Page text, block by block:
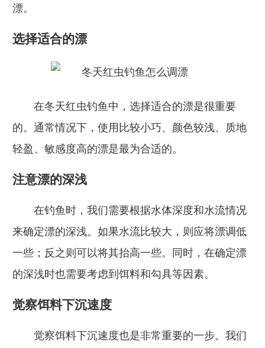
漂。
选择适合的漂
在冬天红虫钓鱼中，选择适合的漂是很重要
的。通常情况下，使用比较小巧、颜色较浅、质地
轻盈、敏感度高的漂是最为合适的。
注意漂的深浅
在钓鱼时，我们需要根据水体深度和水流情况
来确定漂的深浅。如果水流比较大，则应将漂调低
一些；反之则可以将其抬高一些。同时，在确定漂
的深浅时也需要考虑到饵料和勾具等因素。
觉察饵料下沉速度
觉察饵料下沉速度也是非常重要的一步。我们